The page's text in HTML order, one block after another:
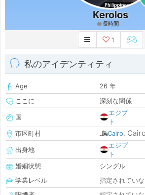
Kerolos
長時間
1
私のアイデンティティ
Age
26 年
ここに
深刻な関係
国
エジプ
ト
市区町村
Cairo, Cairo
出身地
エジプ
ト
婚姻状態
シングル
学業レベル
指定されてい